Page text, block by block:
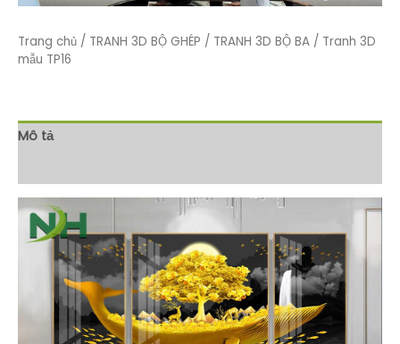
Trang chủ / TRANH 3D BỘ GHÉP / TRANH 3D BỘ BA / Tranh 3D
mẫu TP16
Mô tả